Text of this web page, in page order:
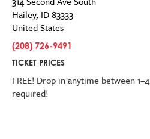
Hailey, ID83333
United States
(208) 726-9491
TICKET PRICES
FREE! Drop in anytime between
required!